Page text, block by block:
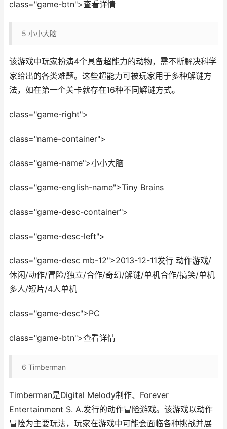
class="game-btn">查看详情
5 小小大脑
该游戏中玩家扮演4个具备超能力的动物，需不断解决科学
家给出的各类难题。这些超能力可被玩家用于多种解谜方
法，如在第一个关卡就存在16种不同解谜方式。
class="game-right">
class="name-container">
class="game-name">小小大脑
class="game-english-name">Tiny Brains
class="game-desc-container">
class="game-desc-left">
class="game-desc mb-12">2013-12-11发行 动作游戏/
休闲/动作/冒险/独立/合作/奇幻/解谜/单机合作/搞笑/单机
多人/短片/4人单机
class="game-desc">PC
class="game-btn">查看详情
6 Timberman
Timberman是Digital Melody制作、Forever
Entertainment S. A.发行的动作冒险游戏。该游戏以动作
冒险为主要玩法，玩家在游戏中可能会面临各种挑战并展